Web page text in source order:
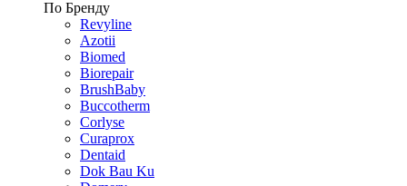
По Бренду
Revyline
Azotii
Biomed
Biorepair
BrushBaby
Buccotherm
Corlyse
Curaprox
Dentaid
Dok Bau Ku